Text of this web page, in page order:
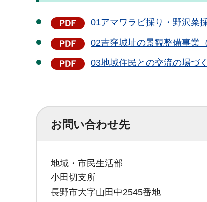
01アマワラビ採り・野沢菜
02吉窪城址の景観整備事業
03地域住民との交流の場づ
お問い合わせ先
地域・市民生活部
小田切支所
長野市大字山田中2545番地